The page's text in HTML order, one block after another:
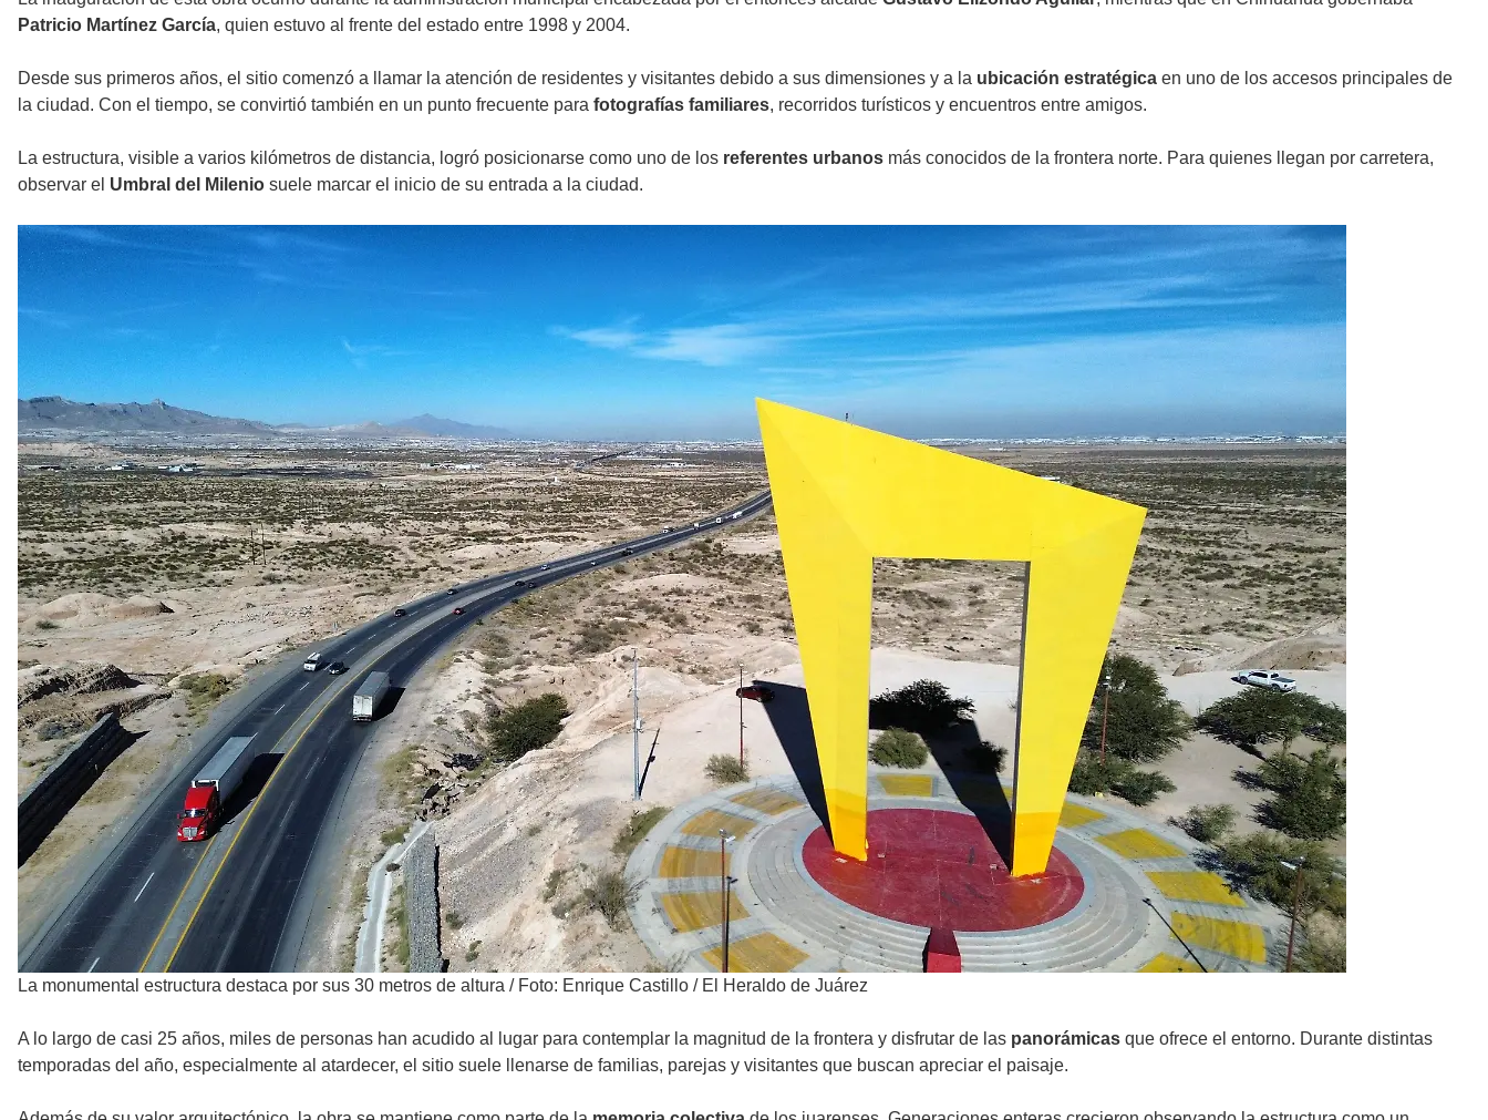
Patricio Martínez García, quien estuvo al frente del estado entre 1998 y 2004.
Desde sus primeros años, el sitio comenzó a llamar la atención de residentes y visitantes debido a sus dimensiones y a la ubicación estratégica en uno de los accesos principales de
la ciudad. Con el tiempo, se convirtió también en un punto frecuente para fotografías familiares, recorridos turísticos y encuentros entre amigos.
La estructura, visible a varios kilómetros de distancia, logró posicionarse como uno de los referentes urbanos más conocidos de la frontera norte. Para quienes llegan por carretera,
observar el Umbral del Milenio suele marcar el inicio de su entrada a la ciudad.
La monumental estructura destaca por sus 30 metros de altura / Foto: Enrique Castillo / El Heraldo de Juárez
A lo largo de casi 25 años, miles de personas han acudido al lugar para contemplar la magnitud de la frontera y disfrutar de las panorámicas que ofrece el entorno. Durante distintas
temporadas del año, especialmente al atardecer, el sitio suele llenarse de familias, parejas y visitantes que buscan apreciar el paisaje.